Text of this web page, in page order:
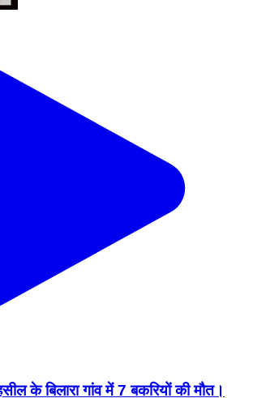
के बिलारा गांव में 7 बकरियों की मौत।